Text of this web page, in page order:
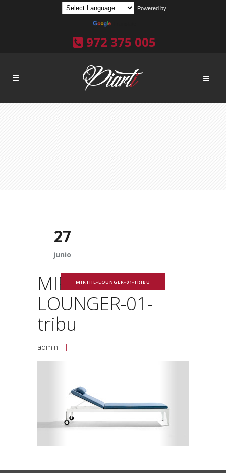
Powered by
972 375 005
MIRTHE-LOUNGER-01-TRIBU
27
junio
MIRTHE-
LOUNGER-01-
tribu
admin |